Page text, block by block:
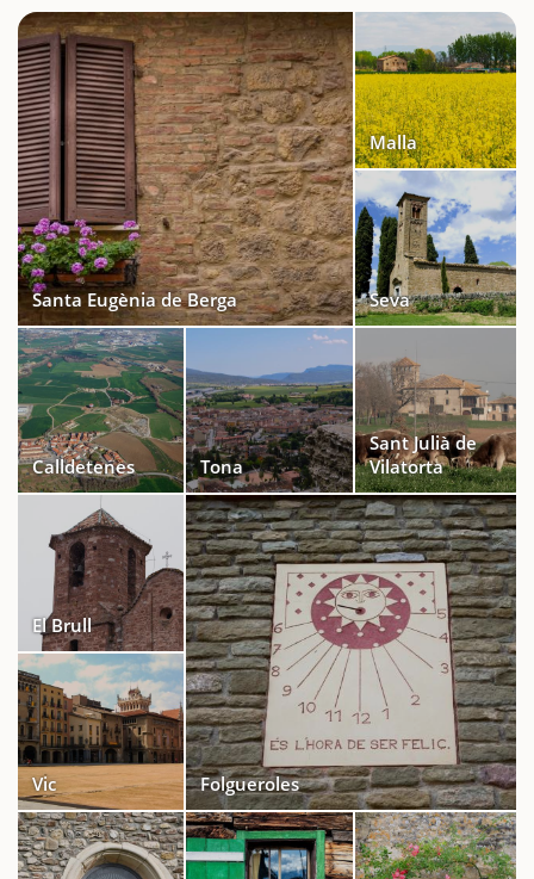
Santa Eugènia de Berga
Malla
Seva
Calldetenes Tona
Sant Julià de
Vilatorta
El Brull
Vic Folgueroles